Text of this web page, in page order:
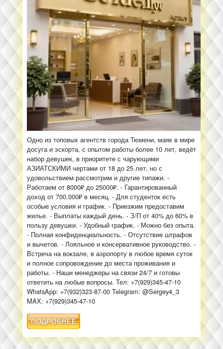
Одно из топовых агентств города Тюмени, маяк в мире
досуга и эскорта, с опытом работы более 10 лет, ведёт
набор девушек, в приоритете с чарующими
АЗИАТСКИМИ чертами от 18 до 25 лет, но с
удовольствием рассмотрим и другие типажи. -
Работаем от 8000₽ до 25000₽. - Гарантированный
доход от 700.000₽ в месяц. - Для студенток есть
особые условия и график. - Приезжим предоставим
жилье. - Выплаты каждый день. - З/П от 40% до 60% в
пользу девушки. - Удобный график. - Можно без опыта.
- Полная конфиденциальность. - Отсутствие штрафов
и вычетов. - Лояльное и консервативное руководство. -
Встреча на вокзале, в аэропорту в любое время суток
и полное сопровождение до места проживания и
работы. - Наши менеджеры на связи 24/7 и готовы
ответить на любые вопросы. Тел: +7(929)345-47-10
WhatsApp: +7(932)323-87-00 Telegram: @Sergey4_3
MAX: +7(929)345-47-10